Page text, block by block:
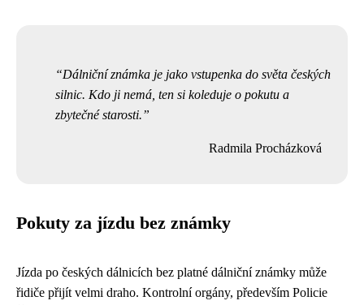
Dálniční známka je jako vstupenka do světa českých
silnic. Kdo ji nemá, ten si koleduje o pokutu a
zbytečné starosti.
Radmila Procházková
Pokuty za jízdu bez známky
Jízda po českých dálnicích bez platné dálniční známky může
řidiče přijít velmi draho. Kontrolní orgány, především Policie